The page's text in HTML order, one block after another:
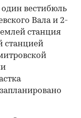
вестибюль
Вала и 2-
станция
станцией